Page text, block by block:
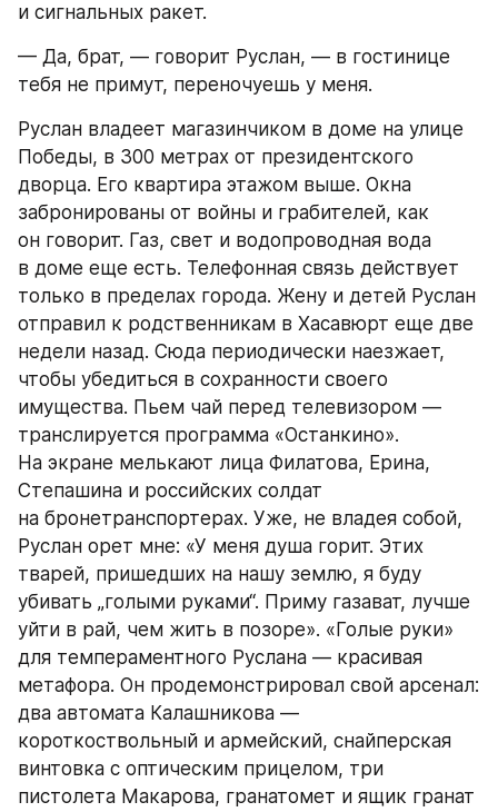
и сигнальных ракет.
— Да, брат, — говорит Руслан, — в гостинице
тебя не примут, переночуешь у меня.
Руслан владеет магазинчиком в доме на улице
Победы, в 300 метрах от президентского
дворца. Его квартира этажом выше. Окна
забронированы от войны и грабителей, как
он говорит. Газ, свет и водопроводная вода
в доме еще есть. Телефонная связь действует
только в пределах города. Жену и детей Руслан
отправил к родственникам в Хасавюрт еще две
недели назад. Сюда периодически наезжает,
чтобы убедиться в сохранности своего
имущества. Пьем чай перед телевизором —
транслируется программа «Останкино».
На экране мелькают лица Филатова, Ерина,
Степашина и российских солдат
на бронетранспортерах. Уже, не владея собой,
Руслан орет мне: «У меня душа горит. Этих
тварей, пришедших на нашу землю, я буду
убивать „голыми руками“. Приму газават, лучше
уйти в рай, чем жить в позоре». «Голые руки»
для темпераментного Руслана — красивая
метафора. Он продемонстрировал свой арсенал:
два автомата Калашникова —
короткоствольный и армейский, снайперская
винтовка с оптическим прицелом, три
пистолета Макарова, гранатомет и ящик гранат